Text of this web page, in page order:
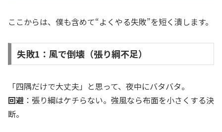
ここからは、僕も含めて“よくやる失敗”を短く潰します。
失敗1：風で倒壊（張り綱不足）
「四隅だけで大丈夫」と思って、夜中にバタバタ。
回避 ：張り綱はケチらない。強風なら布面を小さくする決
断。